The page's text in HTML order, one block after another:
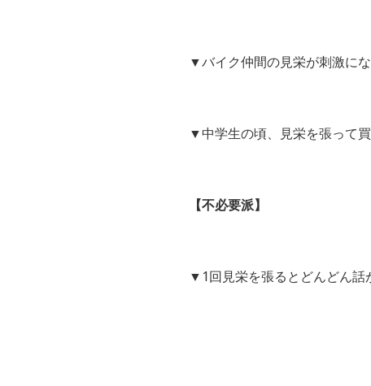
▼バイク仲間の見栄が刺激に
▼中学生の頃、見栄を張って
【不必要派】
▼1回見栄を張るとどんどん話